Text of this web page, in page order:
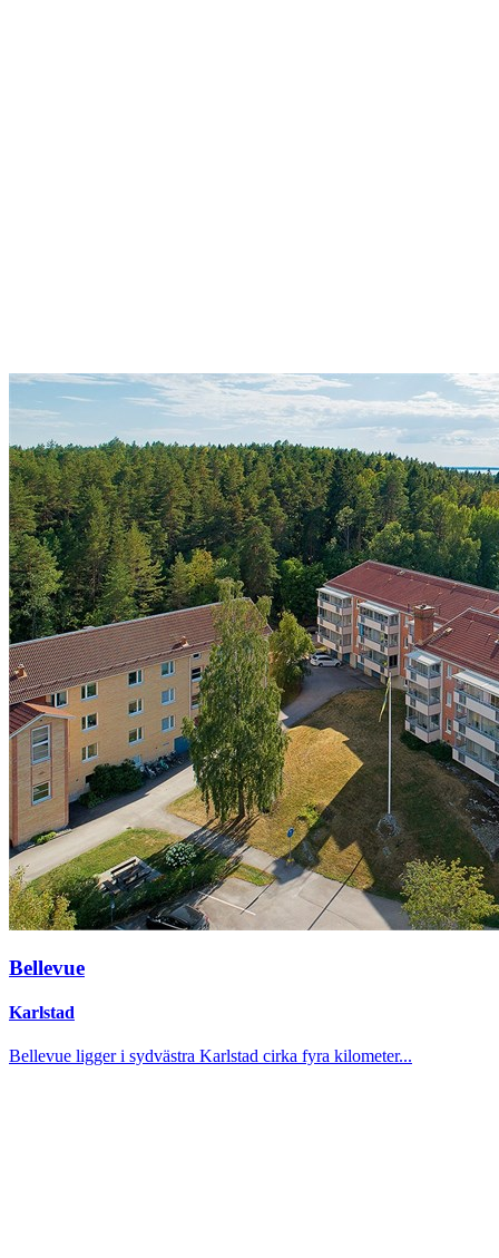
Bellevue
Karlstad
Bellevue ligger i sydvästra Karlstad cirka fyra kilometer...